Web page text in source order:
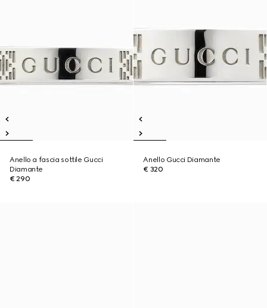
Anello a fascia sottile Gucci
Diamante
€ 290
Anello Gucci Diamante
€ 320